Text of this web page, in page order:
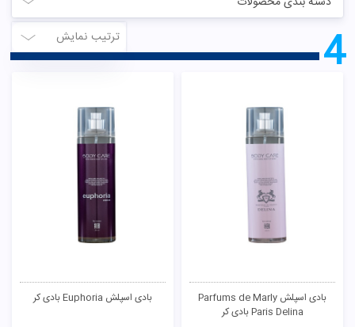
ترتیب نمایش
4
بادی اسپلش Parfums de Marly
Paris Delina بادی کر
بادی اسپلش Euphoria بادی کر